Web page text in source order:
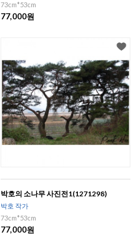
73cm*53cm
77,000원
박호의 소나무 사진전1(1271298)
박호 작가
73cm*53cm
77,000원